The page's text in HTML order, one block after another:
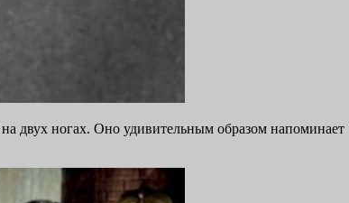
двух ногах. Оно удивительным образом